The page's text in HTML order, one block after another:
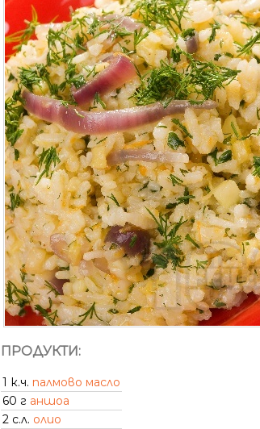
ПРОДУКТИ:
1 к.ч. палмово масло
60 г аншоа
2 с.л. олио